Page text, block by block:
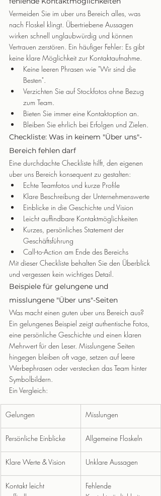
Vermeiden Sie im uber uns Bereich alles, was
nach Floskel klingt. Übertriebene Aussagen
wirken schnell unglaubwürdig und können
Vertrauen zerstören. Ein häufiger Fehler: Es gibt
keine klare Möglichkeit zur Kontaktaufnahme.
Keine leeren Phrasen wie "Wir sind die
Besten".
Verzichten Sie auf Stockfotos ohne Bezug
zum Team.
Bieten Sie immer eine Kontaktoption an.
Bleiben Sie ehrlich bei Erfolgen und Zielen.
Checkliste: Was in keinem "Über uns"-
Bereich fehlen darf
Eine durchdachte Checkliste hilft, den eigenen
uber uns Bereich konsequent zu gestalten:
Echte Teamfotos und kurze Profile
Klare Beschreibung der Unternehmenswerte
Einblicke in die Geschichte und Vision
Leicht auffindbare Kontaktmöglichkeiten
Kurzes, persönliches Statement der
Geschäftsführung
Call-to-Action am Ende des Bereichs
Mit dieser Checkliste behalten Sie den Überblick
und vergessen kein wichtiges Detail.
Beispiele für gelungene und
misslungene "Über uns"-Seiten
Was macht einen guten uber uns Bereich aus?
Ein gelungenes Beispiel zeigt authentische Fotos,
eine persönliche Geschichte und einen klaren
Mehrwert für den Leser. Misslungene Seiten
hingegen bleiben oft vage, setzen auf leere
Werbephrasen oder verstecken das Team hinter
Symbolbildern.
Ein Vergleich:
Gelungen Misslungen
Persönliche Einblicke Allgemeine Floskeln
Klare Werte & Vision Unklare Aussagen
Kontakt leicht
Fehlende